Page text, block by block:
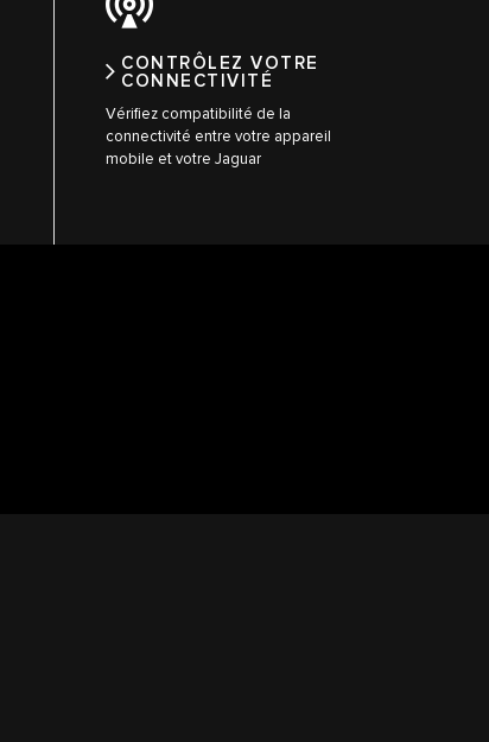
CONTRÔLEZ VOTRE
CONNECTIVITÉ
Vérifiez compatibilité de la
connectivité entre votre appareil
mobile et votre Jaguar